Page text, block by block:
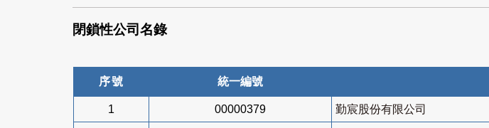
閉鎖性公司名錄
序號 統一編號
1 00000379 勤宸股份有限公司